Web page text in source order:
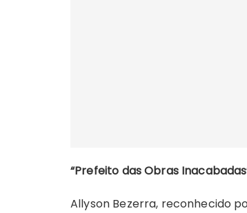
“Prefeito das Obras
Allyson Bezerra, reconhecido